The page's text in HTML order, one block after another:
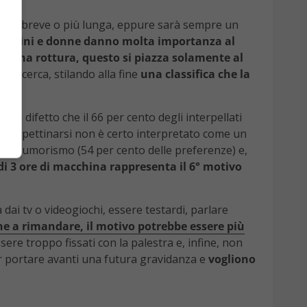
breve o più lunga, eppure sarà sempre un
Uomini e donne danno molta importanza al
una rottura, questo si piazza solamente al
ricerca, stilando alla fine una classifica che la
è un difetto che il 66 per cento degli interpellati
non pettinarsi non è certo interpretato come un
(54 per cento delle preferenze) e,
3 ore di macchina rappresenta il 6° motivo
dai tv o videogiochi, essere testardi, parlare
a rimandare, il motivo potrebbe essere più
troppo fissati con la palestra e, infine, non
portare avanti una futura gravidanza e vogliono